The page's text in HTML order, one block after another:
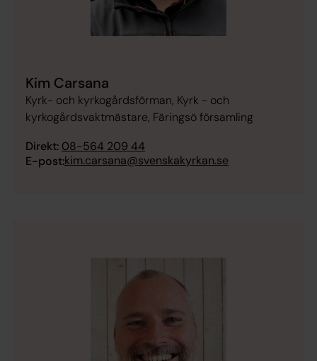
Kim Carsana
Kyrk- och kyrkogårdsförman, Kyrk - och
kyrkogårdsvaktmästare, Färingsö församling
Direkt: 08-564 209 44
E-post:kim.carsana@svenskakyrkan.se